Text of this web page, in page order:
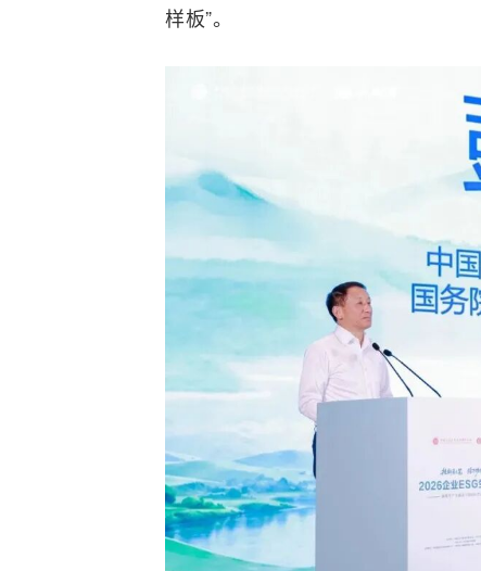
样板”。